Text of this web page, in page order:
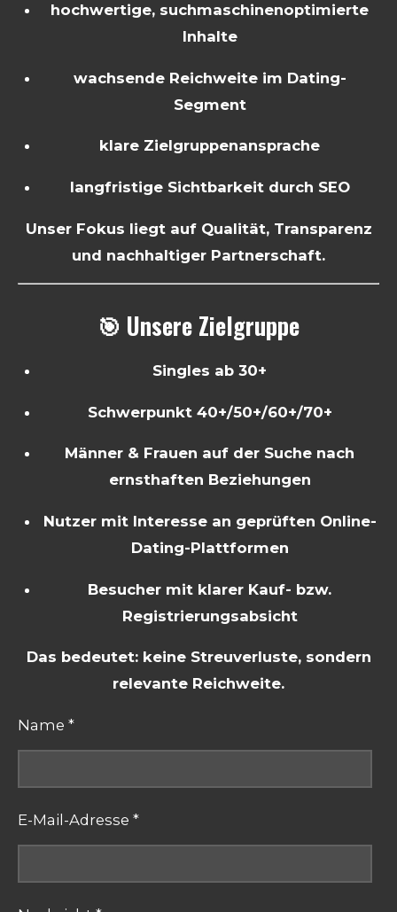
hochwertige, suchmaschinenoptimierte
Inhalte
wachsende Reichweite im Dating-
Segment
klare Zielgruppenansprache
langfristige Sichtbarkeit durch SEO
Unser Fokus liegt auf Qualität, Transparenz
und nachhaltiger Partnerschaft.
🎯 Unsere Zielgruppe
Singles ab 30+
Schwerpunkt 40+/50+/60+/70+
Männer & Frauen auf der Suche nach
ernsthaften Beziehungen
Nutzer mit Interesse an geprüften Online-
Dating-Plattformen
Besucher mit klarer Kauf- bzw.
Registrierungsabsicht
Das bedeutet: keine Streuverluste, sondern
relevante Reichweite.
Name *
E-Mail-Adresse *